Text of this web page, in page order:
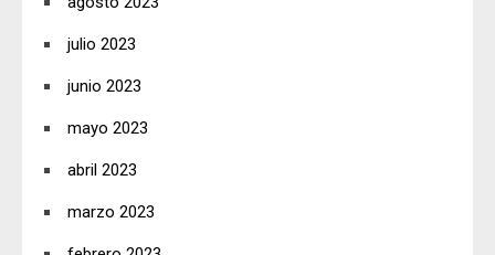
julio 2023
junio 2023
mayo 2023
abril 2023
marzo 2023